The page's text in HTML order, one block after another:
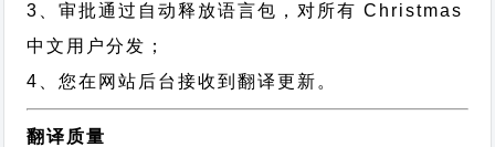
3、审批通过自动释放语言包，对所有 Christmas
中文用户分发；
4、您在网站后台接收到翻译更新。
翻译质量